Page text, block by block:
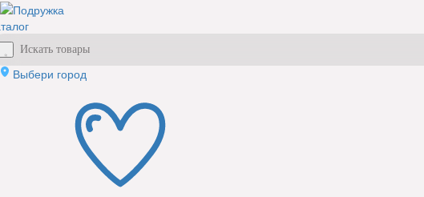
Выбери город